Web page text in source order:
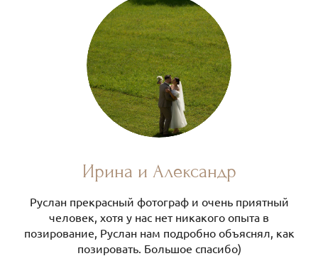
Ирина и Александр
Руслан прекрасный фотограф и очень приятный
человек, хотя у нас нет никакого опыта в
позирование, Руслан нам подробно объяснял, как
позировать. Большое спасибо)